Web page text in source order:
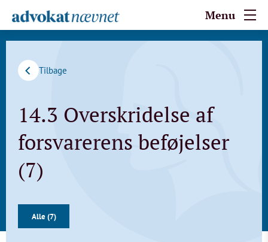
Menu
Tilbage
14.3 Overskridelse af
forsvarerens beføjelser
(7)
Alle (7)